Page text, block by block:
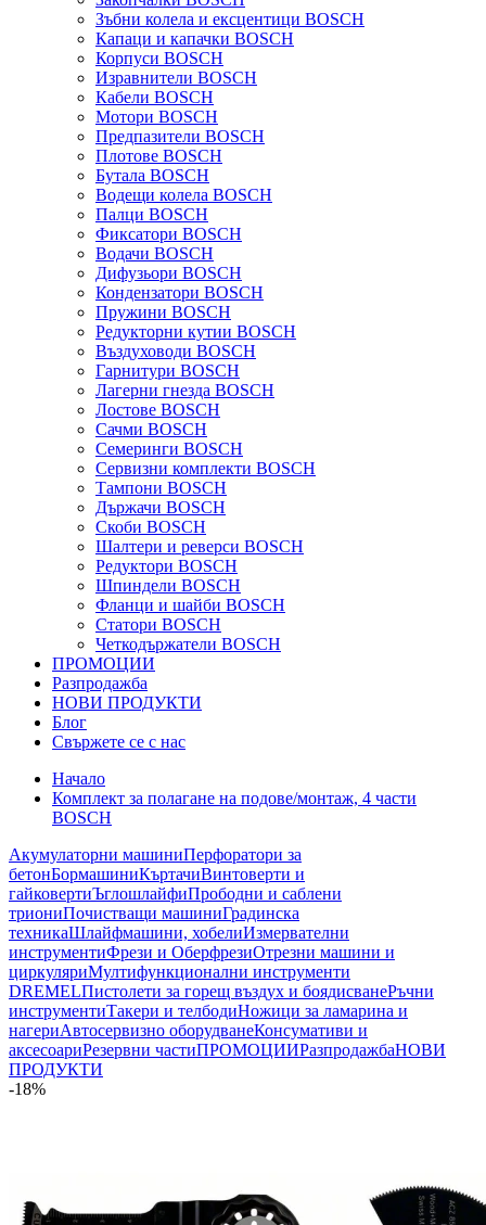
Зъбни колела и ексцентици BOSCH
Капаци и капачки BOSCH
Корпуси BOSCH
Изравнители BOSCH
Кабели BOSCH
Мотори BOSCH
Предпазители BOSCH
Плотове BOSCH
Бутала BOSCH
Водещи колела BOSCH
Палци BOSCH
Фиксатори BOSCH
Водачи BOSCH
Дифузьори BOSCH
Кондензатори BOSCH
Пружини BOSCH
Редукторни кутии BOSCH
Въздуховоди BOSCH
Гарнитури BOSCH
Лагерни гнезда BOSCH
Лостове BOSCH
Сачми BOSCH
Семеринги BOSCH
Сервизни комплекти BOSCH
Тампони BOSCH
Държачи BOSCH
Скоби BOSCH
Шалтери и реверси BOSCH
Редуктори BOSCH
Шпиндели BOSCH
Фланци и шайби BOSCH
Статори BOSCH
Четкодържатели BOSCH
ПРОМОЦИИ
Разпродажба
НОВИ ПРОДУКТИ
Блог
Свържете се с нас
Начало
Комплект за полагане на подове/монтаж, 4 части
BOSCH
Акумулаторни машиниПерфоратори за
бетонБормашиниКъртачиВинтоверти и
гайковертиЪглошлайфиПрободни и саблени
триониПочистващи машиниГрадинска
техникаШлайфмашини, хобелиИзмервателни
инструментиФрези и ОберфрезиОтрезни машини и
циркуляриМултифункционални инструменти
DREMELПистолети за горещ въздух и боядисванеРъчни
инструментиТакери и телбодиНожици за ламарина и
нагериАвтосервизно оборудванеКонсумативи и
аксесоариРезервни частиПРОМОЦИИРазпродажбаНОВИ
ПРОДУКТИ
-18%